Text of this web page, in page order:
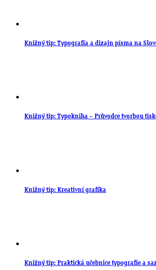
Knižný tip: Typografia a dizajn písma na
Knižný tip: Typokniha – Průvodce tvorbou
Knižný tip: Kreativní grafika
Knižný tip: Praktická učebnice typografie a